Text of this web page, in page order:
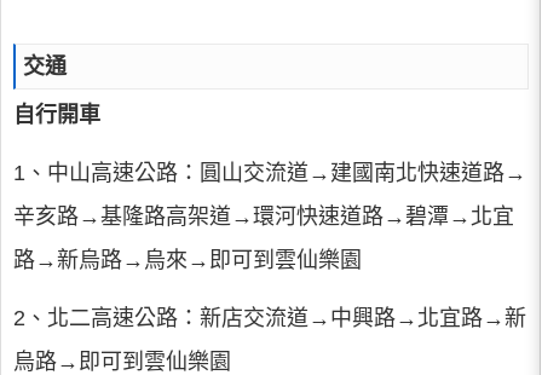
交通
自行開車
1、中山高速公路：圓山交流道→建國南北快速道路→
辛亥路→基隆路高架道→環河快速道路→碧潭→北宜
路→新烏路→烏來→即可到雲仙樂園
2、北二高速公路：新店交流道→中興路→北宜路→新
烏路→即可到雲仙樂園